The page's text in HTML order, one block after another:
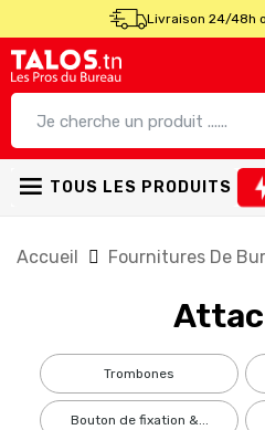
Livraison 24/48h
TOUS LES PRODUITS
Accueil Fournitures De
trombones
bouton de fixation &...